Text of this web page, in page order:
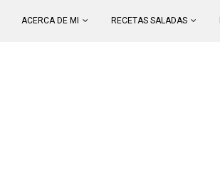
ACERCA DE MI RECETAS SALADAS